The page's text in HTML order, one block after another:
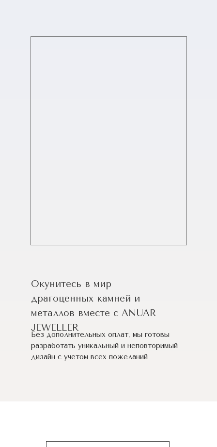
Окунитесь в мир
драгоценных камней и
металлов вместе с ANUAR
JEWELLER
Без дополнительных оплат, мы готовы
разработать уникальный и неповторимый
дизайн c учетом всех пожеланий